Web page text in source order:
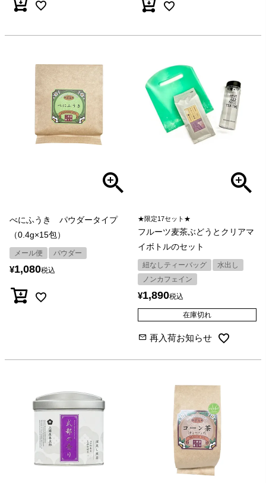
べにふうき パウダータイプ
（0.4g×15包）
メール便 パウダー
¥1,080税込
★限定17セット★
フルーツ麦茶ぶどうとクリアマ
イボトルのセット
紐なしティーバッグ
水出し
ノンカフェイン
¥1,890税込
在庫切れ
再入荷お知らせ